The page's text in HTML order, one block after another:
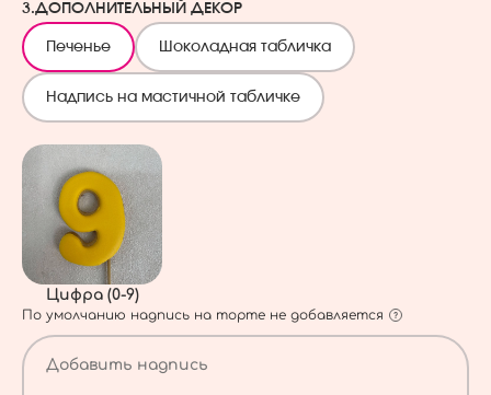
3.ДОПОЛНИТЕЛЬНЫЙ ДЕКОР
Печенье Шоколадная табличка
Надпись на мастичной табличке
Цифра (0-9)
По умолчанию надпись на торте не добавляется